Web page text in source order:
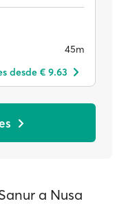
45m
desde € 9.63
a Nusa